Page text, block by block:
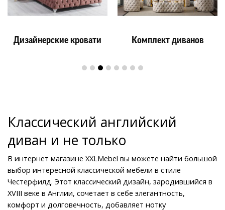
Дизайнерские кровати Комплект диванов
Классический английский
диван и не только
В интернет магазине XXLMebel вы можете найти большой
выбор интересной классической мебели в стиле
Честерфилд. Этот классический дизайн, зародившийся в
XVIII веке в Англии, сочетает в себе элегантность,
комфорт и долговечность, добавляет нотку